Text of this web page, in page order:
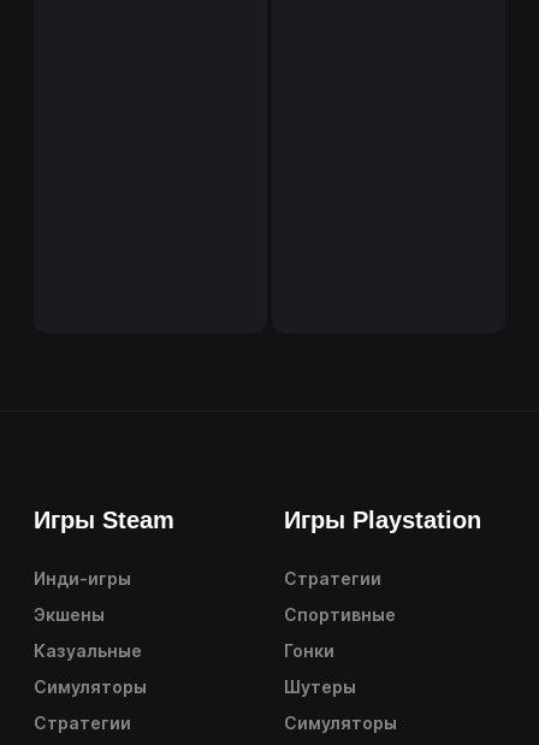
Игры Steam
Инди-игры
Экшены
Казуальные
Симуляторы
Стратегии
Игры Playstation
Стратегии
Спортивные
Гонки
Шутеры
Симуляторы